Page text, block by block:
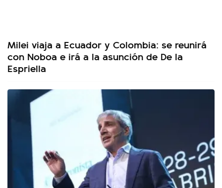
Milei viaja a Ecuador y Colombia: se reunirá
con Noboa e irá a la asunción de De la
Espriella